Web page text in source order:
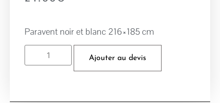
Paravent noir et blanc 216×185 cm
Ajouter au devis